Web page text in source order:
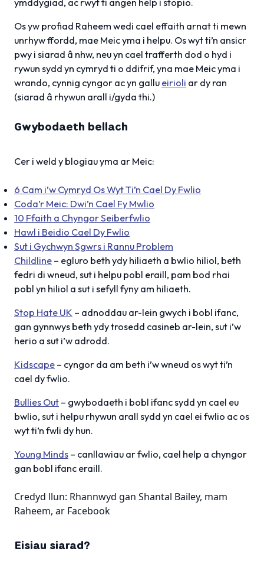
Os yw profiad Raheem wedi cael effaith arnat ti mewn
unrhyw ffordd, mae Meic yma i helpu. Os wyt ti’n ansicr
pwy i siarad â nhw, neu yn cael trafferth dod o hyd i
rywun sydd yn cymryd ti o ddifrif, yna mae Meic yma i
wrando, cynnig cyngor ac yn gallu eirioli ar dy ran
(siarad â rhywun arall i/gyda thi.)
Gwybodaeth bellach
Cer i weld y blogiau yma ar Meic:
6 Cam i’w Cymryd Os Wyt Ti’n Cael Dy Fwlio
Coda’r Meic: Dwi’n Cael Fy Mwlio
10 Ffaith a Chyngor Seiberfwlio
Hawl i Beidio Cael Dy Fwlio
Sut i Gychwyn Sgwrs i Rannu Problem
Childline – egluro beth ydy hiliaeth a bwlio hiliol, beth
fedri di wneud, sut i helpu pobl eraill, pam bod rhai
pobl yn hiliol a sut i sefyll fyny am hiliaeth.
Stop Hate UK – adnoddau ar-lein gwych i bobl ifanc,
gan gynnwys beth ydy trosedd casineb ar-lein, sut i’w
herio a sut i’w adrodd.
Kidscape – cyngor da am beth i’w wneud os wyt ti’n
cael dy fwlio.
Bullies Out – gwybodaeth i bobl ifanc sydd yn cael eu
bwlio, sut i helpu rhywun arall sydd yn cael ei fwlio ac os
wyt ti’n fwli dy hun.
Young Minds – canllawiau ar fwlio, cael help a chyngor
gan bobl ifanc eraill.
Credyd llun: Rhannwyd gan Shantal Bailey, mam
Raheem, ar Facebook
Eisiau siarad?